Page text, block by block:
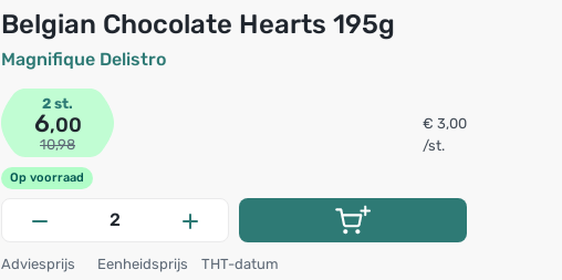
Belgian Chocolate Hearts 195g
Magnifique Delistro
2 st.
6,00
10,98
€ 3,00
/st.
Op voorraad
Adviesprijs
Eenheidsprijs
THT-datum